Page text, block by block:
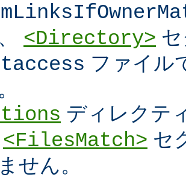
<Directory>
ファイル
ディレクテ
<FilesMatch> セ
せん。